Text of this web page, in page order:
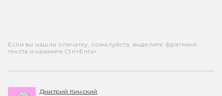
Если вы нашли опечатку, пожалуйста, выделите фрагмент
текста и нажмите Ctrl+Enter.
Дмитрий Кинский